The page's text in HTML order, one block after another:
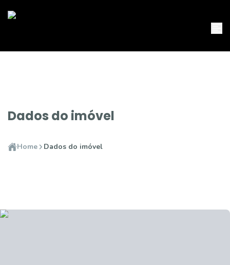
Dados do imóvel
Home Dados do imóvel